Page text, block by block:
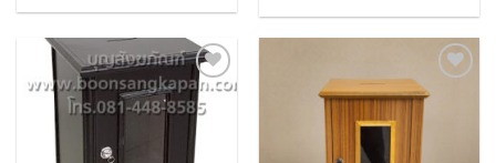
Add to
Wishlist
Add to